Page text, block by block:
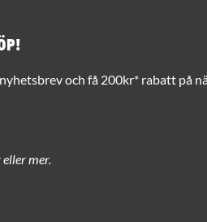
och få 200kr* rabatt på
mer.